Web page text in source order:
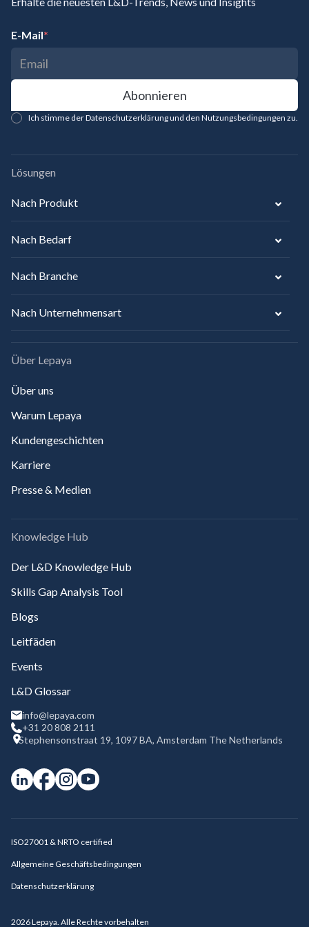
E-Mail*
Ich stimme der Datenschutzerklärung und den Nutzungsbedingungen zu.
Lösungen
Nach Produkt
Nach Bedarf
Nach Branche
Nach Unternehmensart
Über Lepaya
Über uns
Warum Lepaya
Kundengeschichten
Karriere
Presse & Medien
Knowledge Hub
Der L&D Knowledge Hub
Skills Gap Analysis Tool
Blogs
Leitfäden
Events
L&D Glossar
info@lepaya.com
+31 20 808 2111
Stephensonstraat 19, 1097 BA, Amsterdam The Netherlands
2026Lepaya. Alle Rechte vorbehalten
ISO27001 & NRTO certified
Allgemeine Geschäftsbedingungen
Datenschutzerklärung